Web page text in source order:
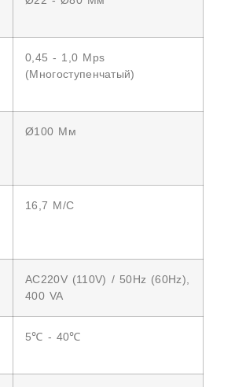
0,45 - 1,0 Mps
(многоступенчатый)
Ø100 Мм
16,7 М/с
AC220V (110V) / 50Hz (60Hz),
400 VA
5℃ - 40℃